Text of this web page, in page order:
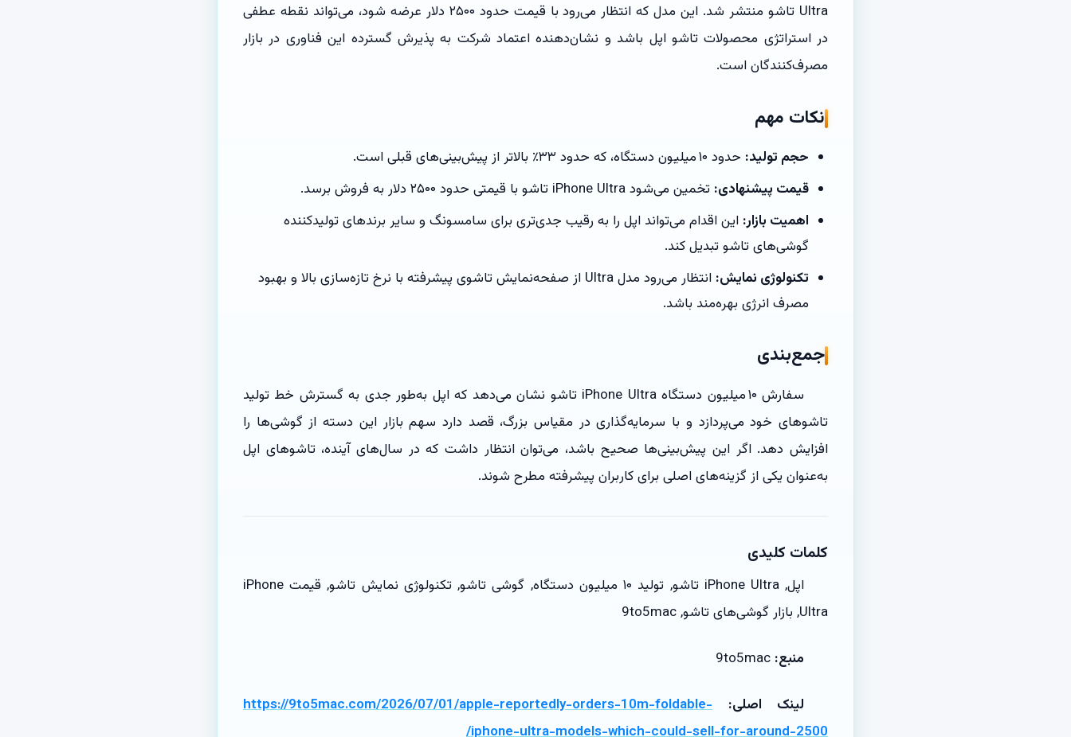
Ultra تاشو منتشر شد. این مدل که انتظار می‌رود با قیمت حدود ۲۵۰۰ دلار عرضه شود، می‌تواند نقطه عطفی
در استراتژی محصولات تاشو اپل باشد و نشان‌دهنده اعتماد شرکت به پذیرش گسترده این فناوری در بازار
مصرف‌کنندگان است.
نکات مهم
حجم تولید: حدود ۱۰ میلیون دستگاه، که حدود ۳۳٪ بالاتر از پیش‌بینی‌های قبلی است.
قیمت پیشنهادی: تخمین می‌شود iPhone Ultra تاشو با قیمتی حدود ۲۵۰۰ دلار به فروش برسد.
اهمیت بازار: این اقدام می‌تواند اپل را به رقیب جدی‌تری برای سامسونگ و سایر برندهای تولیدکننده
گوشی‌های تاشو تبدیل کند.
تکنولوژی نمایش:
انتظار می‌رود مدل Ultra از صفحه‌نمایش تاشوی پیشرفته با نرخ تازه‌سازی بالا و بهبود
مصرف انرژی بهره‌مند باشد.
جمع‌بندی
سفارش ۱۰ میلیون دستگاه iPhone Ultra تاشو نشان می‌دهد که اپل به‌طور جدی به گسترش خط تولید
تاشوهای خود می‌پردازد و با سرمایه‌گذاری در مقیاس بزرگ، قصد دارد سهم بازار این دسته از گوشی‌ها را
افزایش دهد. اگر این پیش‌بینی‌ها صحیح باشد، می‌توان انتظار داشت که در سال‌های آینده، تاشوهای اپل
به‌عنوان یکی از گزینه‌های اصلی برای کاربران پیشرفته مطرح شوند.
کلمات کلیدی
اپل, iPhone Ultra تاشو, تولید ۱۰ میلیون دستگاه, گوشی تاشو, تکنولوژی نمایش تاشو, قیمت iPhone
Ultra, بازار گوشی‌های تاشو, 9to5mac
منبع:
لینک اصلی:
https://9to5mac.com/2026/07/01/apple-reportedly-orders-10m-foldable-
iphone-ultra-models-which-could-sell-for-around-2500/